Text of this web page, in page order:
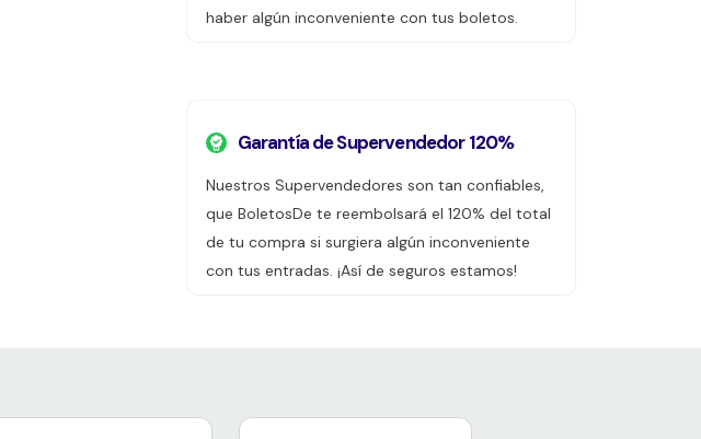
haber algún inconveniente con tus boletos.
Garantía de Supervendedor 120%
Nuestros Supervendedores son tan confiables,
que BoletosDe te reembolsará el 120% del total
de tu compra si surgiera algún inconveniente
con tus entradas. ¡Así de seguros estamos!